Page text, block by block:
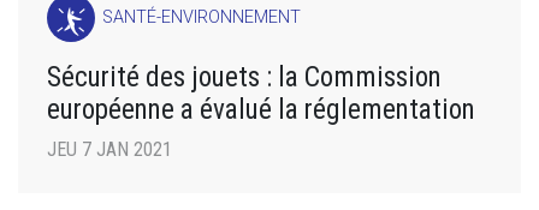
SANTÉ-ENVIRONNEMENT
Sécurité des jouets : la Commission
européenne a évalué la réglementation
JEU 7 JAN 2021